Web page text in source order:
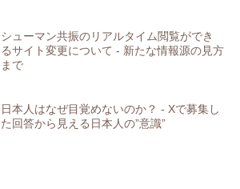
シューマン共振のリアルタイム閲覧ができ
るサイト変更について - 新たな情報源の見方
まで
日本人はなぜ目覚めないのか？ - Xで募集し
た回答から見える日本人の”意識”